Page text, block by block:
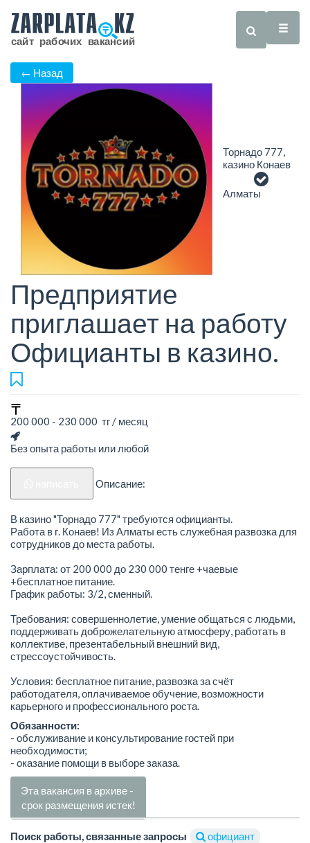
← Назад
Торнадо 777,
казино Конаев
Алматы
Предприятие
приглашает на работу
Официанты в казино.
200 000 - 230 000 тг / месяц
Без опыта работы или любой
Описание:
В казино "Торнадо 777" требуются официанты.
Работа в г. Конаев! Из Алматы есть служебная развозка для
сотрудников до места работы.
Зарплата: от 200 000 до 230 000 тенге +чаевые
+бесплатное питание.
График работы: 3/2, сменный.
Требования: совершеннолетие, умение общаться с людьми,
поддерживать доброжелательную атмосферу, работать в
коллективе, презентабельный внешний вид,
стрессоустойчивость.
Условия: бесплатное питание, развозка за счёт
работодателя, оплачиваемое обучение, возможности
карьерного и профессионального роста.
Обязанности:
- обслуживание и консультирование гостей при
необходимости;
- оказание помощи в выборе заказа.
Эта вакансия в архиве -
срок размещения истек!
Поиск работы, связанные запросы официант